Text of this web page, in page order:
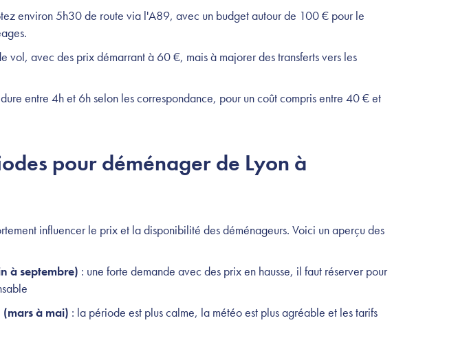
environ 5h30 de route via l'A89, avec un budget autour de 100 € pour le
vol, avec des prix démarrant à 60 €, mais à majorer des transferts vers les
entre 4h et 6h selon les correspondance, pour un coût compris entre 40 € et
pour déménager de Lyon à
influencer le prix et la disponibilité des déménageurs. Voici un aperçu des
à septembre) : une forte demande avec des prix en hausse, il faut réserver pour
à mai) : la période est plus calme, la météo est plus agréable et les tarifs